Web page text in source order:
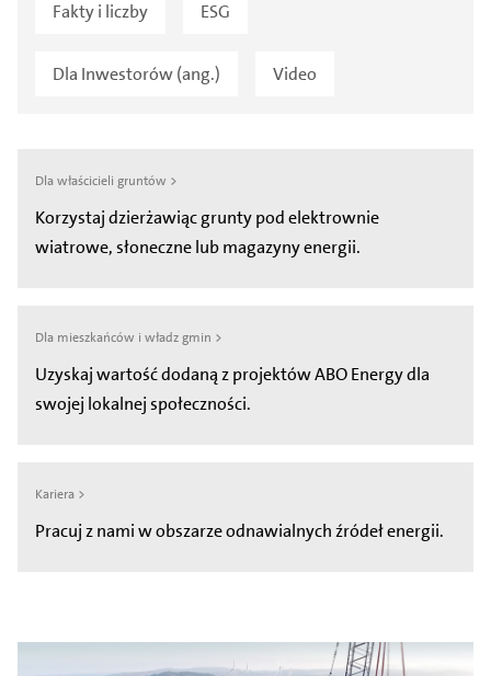
Fakty i liczby ESG
Dla Inwestorów (ang.) Video
Dla właścicieli gruntów >
Korzystaj dzierżawiąc grunty pod elektrownie
wiatrowe, słoneczne lub magazyny energii.
Dla mieszkańców i władz gmin >
Uzyskaj wartość dodaną z projektów ABO Energy dla
swojej lokalnej społeczności.
Kariera >
Pracuj z nami w obszarze odnawialnych źródeł energii.